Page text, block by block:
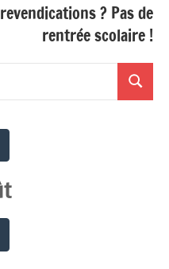
? Pas de
rentrée scolaire !